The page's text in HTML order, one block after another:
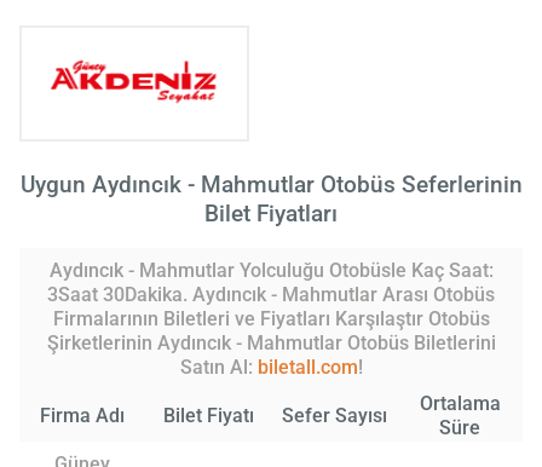
Uygun Aydıncık - Mahmutlar Otobüs Seferlerinin
Bilet Fiyatları
Aydıncık - Mahmutlar Yolculuğu Otobüsle Kaç Saat:
3Saat 30Dakika. Aydıncık - Mahmutlar Arası Otobüs
Firmalarının Biletleri ve Fiyatları Karşılaştır Otobüs
Şirketlerinin Aydıncık - Mahmutlar Otobüs Biletlerini
Satın Al: biletall.com!
Firma Adı Bilet Fiyatı Sefer Sayısı
Ortalama
Süre